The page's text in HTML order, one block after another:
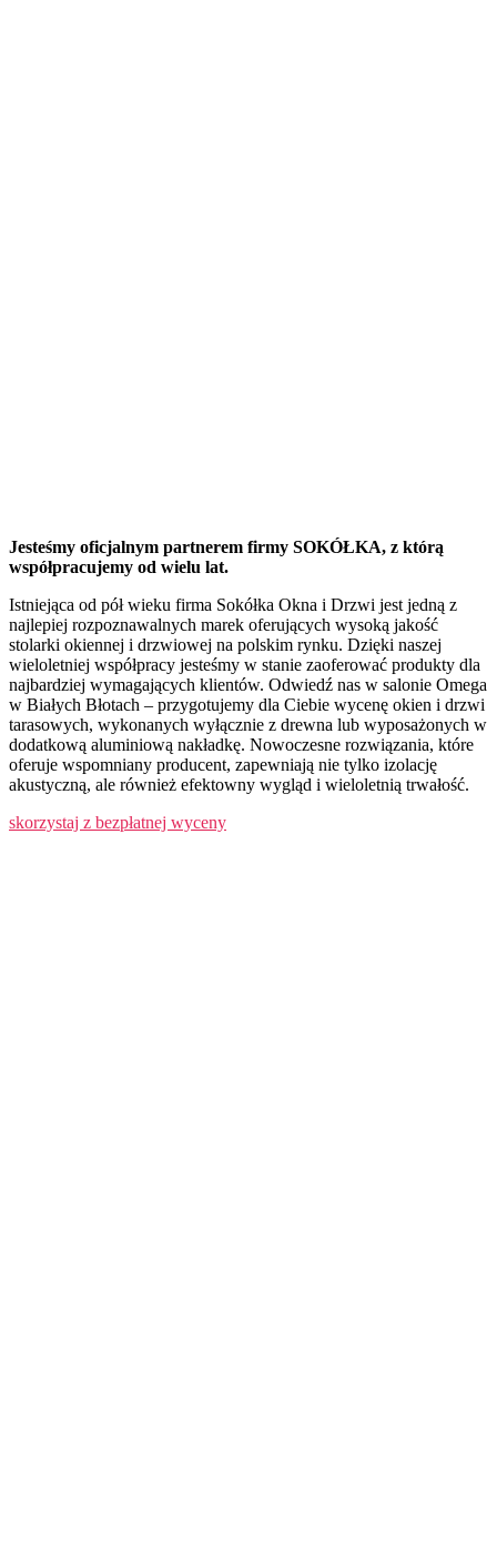
Jesteśmy oficjalnym partnerem firmy SOKÓŁKA, z którą
współpracujemy od wielu lat.
Istniejąca od pół wieku firma Sokółka Okna i Drzwi jest jedną z
najlepiej rozpoznawalnych marek oferujących wysoką jakość
stolarki okiennej i drzwiowej na polskim rynku. Dzięki naszej
wieloletniej współpracy jesteśmy w stanie zaoferować produkty dla
najbardziej wymagających klientów. Odwiedź nas w salonie Omega
w Białych Błotach – przygotujemy dla Ciebie wycenę okien i drzwi
tarasowych, wykonanych wyłącznie z drewna lub wyposażonych w
dodatkową aluminiową nakładkę. Nowoczesne rozwiązania, które
oferuje wspomniany producent, zapewniają nie tylko izolację
akustyczną, ale również efektowny wygląd i wieloletnią trwałość.
skorzystaj z bezpłatnej wyceny